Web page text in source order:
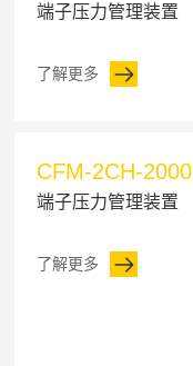
端子压力管理装置
了解更多
CFM-2CH-2000
端子压力管理装置
了解更多